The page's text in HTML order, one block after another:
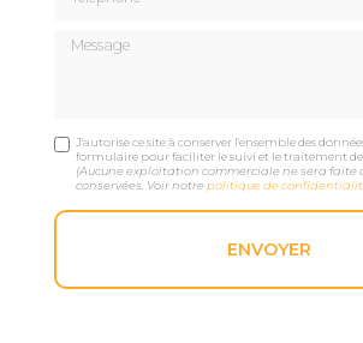
Message
J'autorise ce site à conserver l'ensemble des
formulaire pour faciliter le suivi et le traitement
(Aucune exploitation commerciale ne sera faite
conservées. Voir notrepolitique de